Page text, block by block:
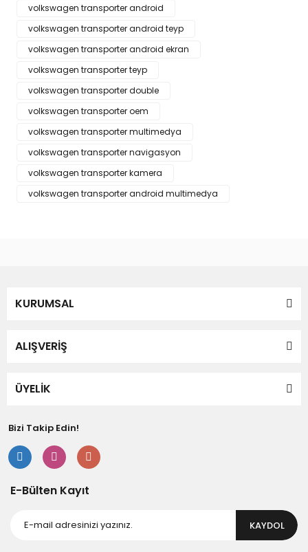
volkswagen transporter android
volkswagen transporter android teyp
volkswagen transporter android ekran
volkswagen transporter teyp
volkswagen transporter double
volkswagen transporter oem
volkswagen transporter multimedya
volkswagen transporter navigasyon
volkswagen transporter kamera
volkswagen transporter android multimedya
KURUMSAL
ALIŞVERİŞ
ÜYELİK
Bizi Takip Edin!
E-Bülten Kayıt
KAYDOL